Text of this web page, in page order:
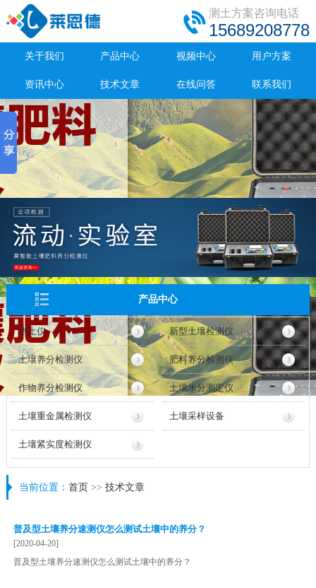
测土方案咨询电话
15689208778
关于我们 产品中心 视频中心 用户方案
资讯中心 技术文章 在线问答 联系我们
产品中心
测土仪 新型土壤检测仪
土壤养分检测仪 肥料养分检测仪
作物养分检测仪 土壤水分测定仪
土壤重金属检测仪 土壤采样设备
土壤紧实度检测仪
当前位置： 首页 >> 技术文章
普及型土壤养分速测仪怎么测试土壤中的养分？
[2020-04-20]
普及型土壤养分速测仪怎么测试土壤中的养分？